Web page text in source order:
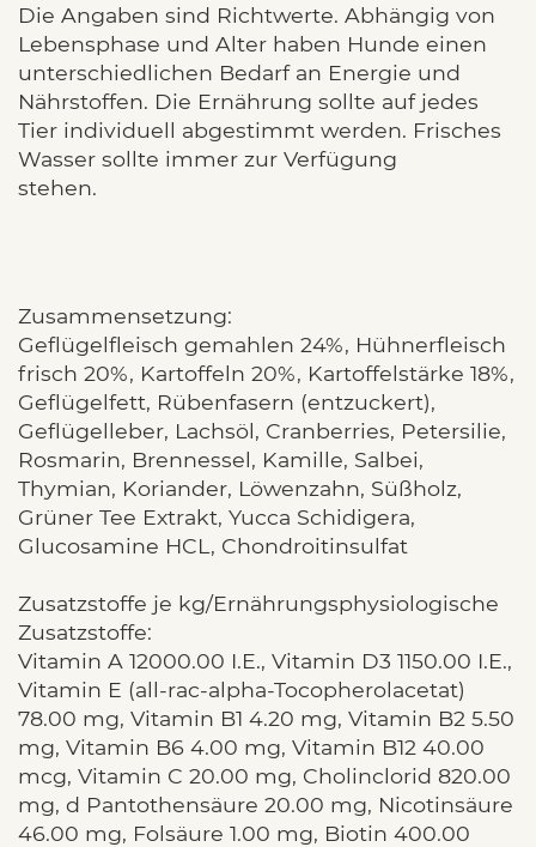
Die Angaben sind Richtwerte. Abhängig von
Lebensphase und Alter haben Hunde einen
unterschiedlichen Bedarf an Energie und
Nährstoffen. Die Ernährung sollte auf jedes
Tier individuell abgestimmt werden. Frisches
Wasser sollte immer zur Verfügung
stehen.
Zusammensetzung:
Geflügelfleisch gemahlen 24%, Hühnerfleisch
frisch 20%, Kartoffeln 20%, Kartoffelstärke 18%,
Geflügelfett, Rübenfasern (entzuckert),
Geflügelleber, Lachsöl, Cranberries, Petersilie,
Rosmarin, Brennessel, Kamille, Salbei,
Thymian, Koriander, Löwenzahn, Süßholz,
Grüner Tee Extrakt, Yucca Schidigera,
Glucosamine HCL, Chondroitinsulfat
Zusatzstoffe je kg/Ernährungsphysiologische
Zusatzstoffe:
Vitamin A 12000.00 I.E., Vitamin D3 1150.00 I.E.,
Vitamin E (all-rac-alpha-Tocopherolacetat)
78.00 mg, Vitamin B1 4.20 mg, Vitamin B2 5.50
mg, Vitamin B6 4.00 mg, Vitamin B12 40.00
mcg, Vitamin C 20.00 mg, Cholinclorid 820.00
mg, d Pantothensäure 20.00 mg, Nicotinsäure
46.00 mg, Folsäure 1.00 mg, Biotin 400.00